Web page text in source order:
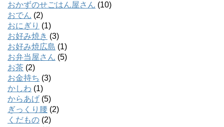
おかずのせごはん屋さん (10)
おでん (2)
おにぎり (1)
お好み焼き (3)
お好み焼広島 (1)
お弁当屋さん (5)
お茶 (2)
お金持ち (3)
かしわ (1)
からあげ (5)
ぎっくり腰 (2)
くだもの (2)